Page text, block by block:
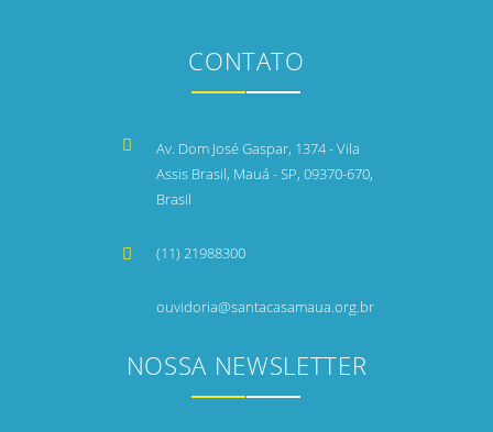
CONTATO
Av. Dom José Gaspar, 1374 - Vila
Assis Brasil, Mauá - SP, 09370-670,
Brasil
(11) 21988300
ouvidoria@santacasamaua.org.br
NOSSA NEWSLETTER